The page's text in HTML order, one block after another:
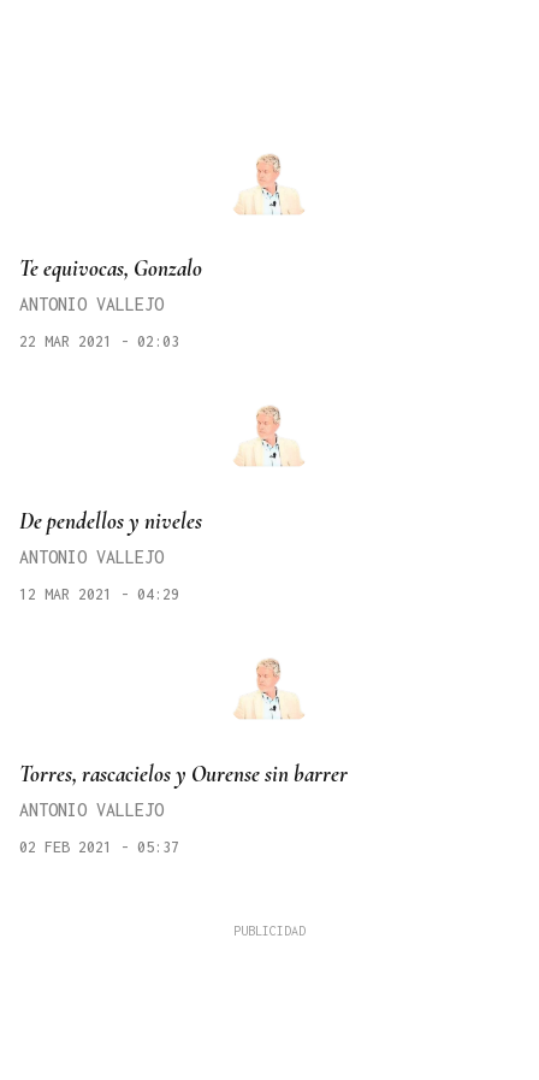
Te equivocas, Gonzalo
ANTONIO VALLEJO
22 MAR 2021 - 02:03
De pendellos y niveles
ANTONIO VALLEJO
12 MAR 2021 - 04:29
Torres, rascacielos y Ourense sin barrer
ANTONIO VALLEJO
02 FEB 2021 - 05:37